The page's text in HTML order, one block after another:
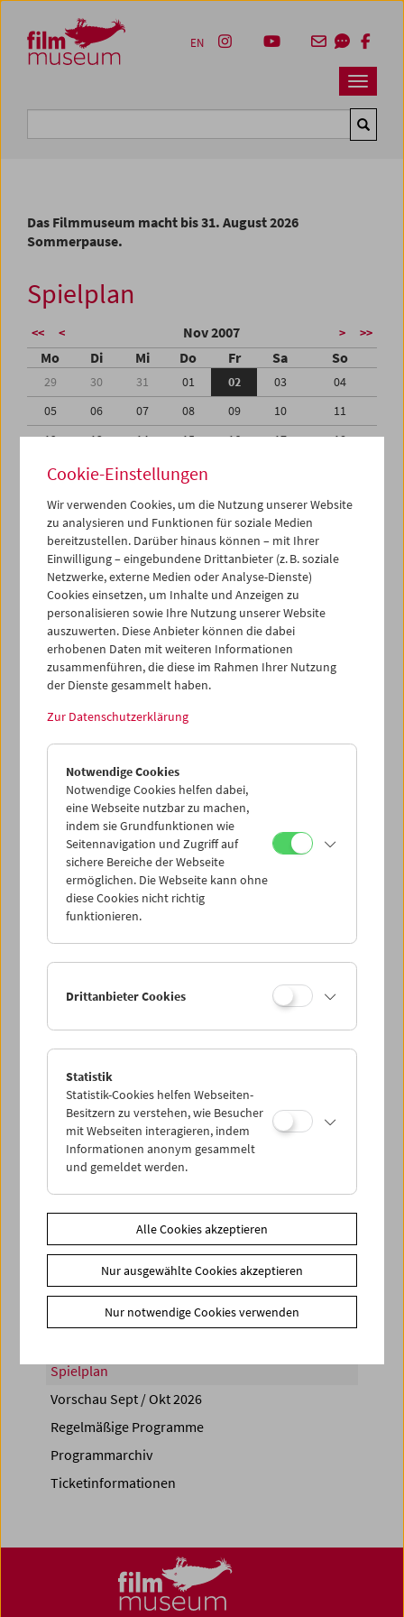
Zum Inhalt
Zum Hauptmenü
Zur Servicenavigation
Zum Suche
Navbar
EN
Das Filmmuseum macht bis 31. August 2026
Sommerpause.
Spielplan
<< < Nov 2007 > >>
Mo Di Mi Do Fr Sa So
29 30 31 01 02 03
04
05
06 07 08 09 10
11
12
13 14 15 16 17
18
19
20 21 22
26
28 30
02
03
04 05 06 07 08
iCalender
Programmheft-PDF
English language or subtitles
< Vorherige Woche
Mo 29.10.
Di 30.10.
Mi 31.10.
Do 1.11.
Sa 3.11.
PROGRAMM ÜBERBLICK
Share on
Spielplan
Vorschau Sept / Okt 2026
Regelmäßige Programme
Programmarchiv
Ticketinformationen
Cookie-Einstellungen
Wir verwenden Cookies, um die Nutzung unserer Website
zu analysieren und Funktionen für soziale Medien
bereitzustellen. Darüber hinaus können – mit Ihrer
Einwilligung – eingebundene Drittanbieter (z. B. soziale
Netzwerke, externe Medien oder Analyse-Dienste)
Cookies einsetzen, um Inhalte und Anzeigen zu
personalisieren sowie Ihre Nutzung unserer Website
auszuwerten. Diese Anbieter können die dabei
erhobenen Daten mit weiteren Informationen
zusammenführen, die diese im Rahmen Ihrer Nutzung
der Dienste gesammelt haben.
Zur Datenschutzerklärung
Notwendige Cookies
Notwendige Cookies helfen dabei,
eine Webseite nutzbar zu machen,
indem sie Grundfunktionen wie
Seitennavigation und Zugriff auf
sichere Bereiche der Webseite
ermöglichen. Die Webseite kann ohne
diese Cookies nicht richtig
funktionieren.
Drittanbieter Cookies
Statistik
Statistik-Cookies helfen Webseiten-
Besitzern zu verstehen, wie Besucher
mit Webseiten interagieren, indem
Informationen anonym gesammelt
und gemeldet werden.
Alle Cookies akzeptieren
Nur ausgewählte Cookies akzeptieren
Nur notwendige Cookies verwenden